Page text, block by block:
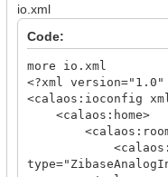
config path: /etc/
cache path: /home/
Feb 20 14:37:20
Feb 20 14:37:20
cache read
Feb 20 14:37:20
Feb 20 14:37:20
Feb 20 14:37:20
io.xml
Code:
more io.xml
<?xml version="1.0"
<calaos:ioconfig
<calaos:home>
<calaos:room
<calaos:input